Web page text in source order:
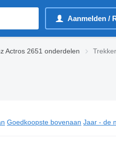
Aanmelden /
Actros 2651 onderdelen
Goedkoopste bovenaan Jaar - de